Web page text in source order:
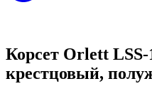
Корсет Orlett
крестцовый,